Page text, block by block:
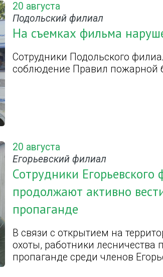
20 августа
Подольский филиал
На съемках фильма
Сотрудники Подольского
соблюдение Правил пожарной
20 августа
Егорьевский филиал
Сотрудники
продолжают активно
пропаганде
В связи с открытием на
охоты, работники
пропаганде среди членов